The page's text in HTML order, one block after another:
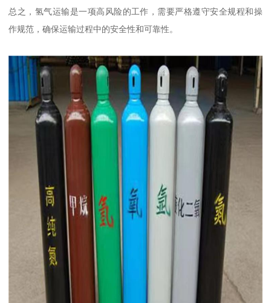
总之，氢气运输是一项高风险的工作，需要严格遵守安全规程和操
作规范，确保运输过程中的安全性和可靠性。